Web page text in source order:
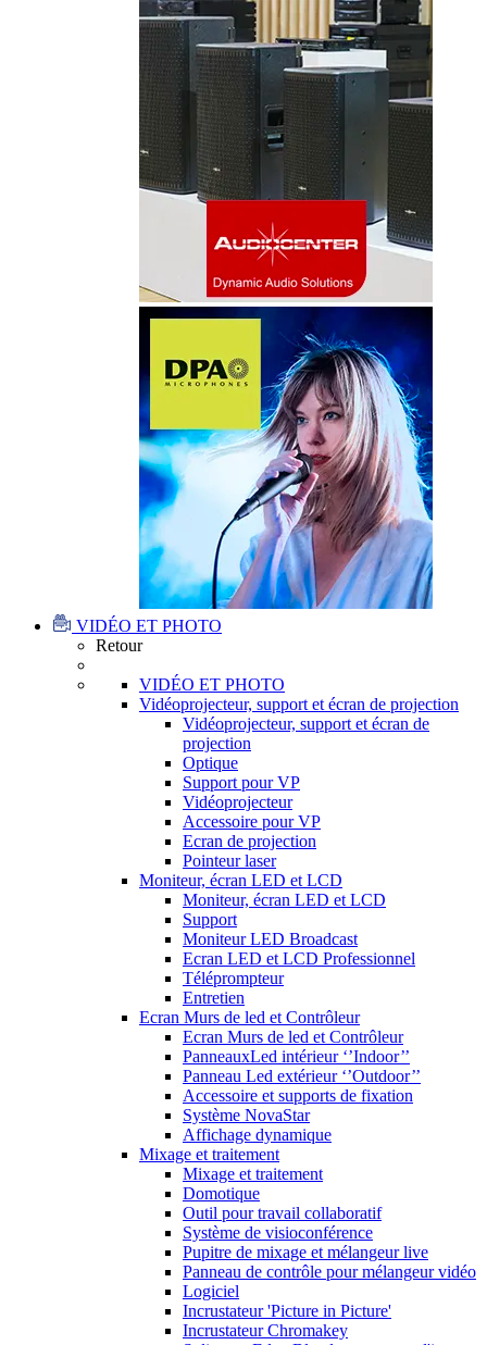
VIDÉO ET PHOTO
Retour
VIDÉO ET PHOTO
Vidéoprojecteur, support et écran de projection
Vidéoprojecteur, support et écran de
projection
Optique
Support pour VP
Vidéoprojecteur
Accessoire pour VP
Ecran de projection
Pointeur laser
Moniteur, écran LED et LCD
Moniteur, écran LED et LCD
Support
Moniteur LED Broadcast
Ecran LED et LCD Professionnel
Téléprompteur
Entretien
Ecran Murs de led et Contrôleur
Ecran Murs de led et Contrôleur
PanneauxLed intérieur ‘’Indoor’’
Panneau Led extérieur ‘’Outdoor’’
Accessoire et supports de fixation
Système NovaStar
Affichage dynamique
Mixage et traitement
Mixage et traitement
Domotique
Outil pour travail collaboratif
Système de visioconférence
Pupitre de mixage et mélangeur live
Panneau de contrôle pour mélangeur vidéo
Logiciel
Incrustateur 'Picture in Picture'
Incrustateur Chromakey